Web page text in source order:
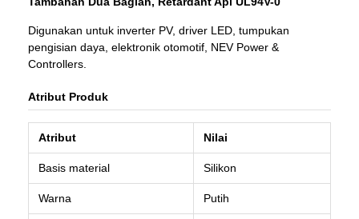
Digunakan untuk inverter PV, driver LED, tumpukan
pengisian daya, elektronik otomotif, NEV Power &
Controllers.
Atribut Produk
Atribut Nilai
Basis material Silikon
Warna Putih